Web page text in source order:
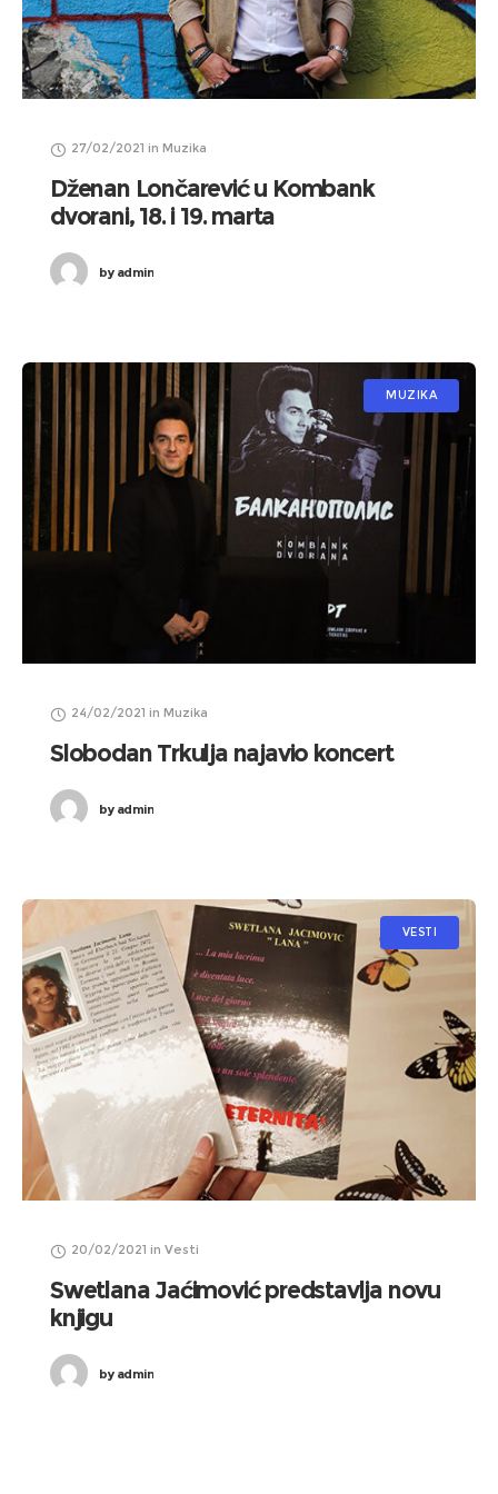
27/02/2021 in Muzika
Dženan Lončarević u Kombank
dvorani, 18. i 19. marta
byadmin
MUZIKA
24/02/2021 in Muzika
Slobodan Trkulja najavio koncert
byadmin
VESTI
20/02/2021 in Vesti
Swetlana Jaćimović predstavlja novu
knjigu
byadmin